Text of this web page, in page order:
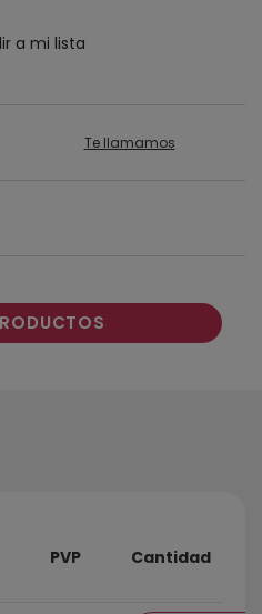
a mi lista
Te llamamos
PVP Cantidad